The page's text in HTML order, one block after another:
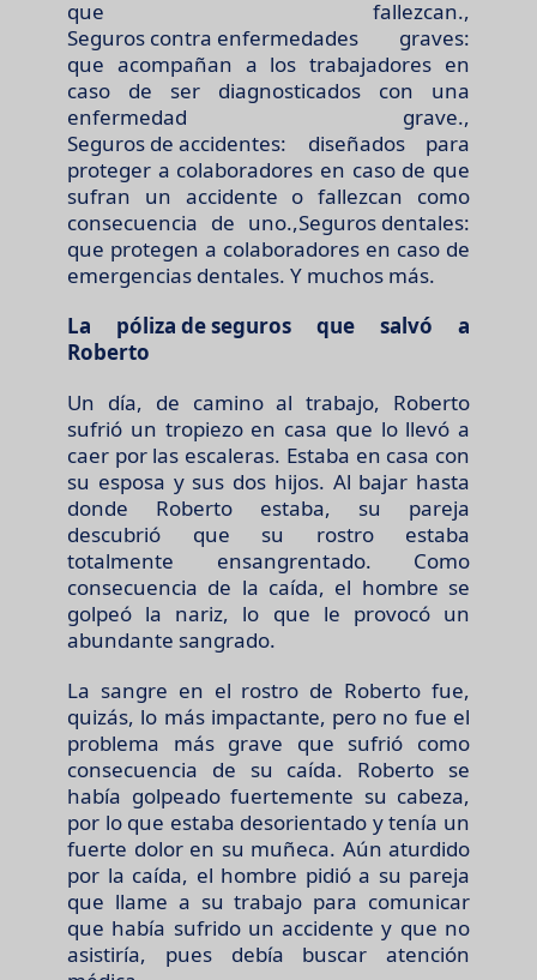
que fallezcan.,
Seguros contra enfermedades graves:
que acompañan a los trabajadores en
caso de ser diagnosticados con una
enfermedad grave.,
Seguros de accidentes: diseñados para
proteger a colaboradores en caso de que
sufran un accidente o fallezcan como
consecuencia de uno.,Seguros dentales:
que protegen a colaboradores en caso de
emergencias dentales. Y muchos más.
La póliza de seguros que salvó a
Roberto
Un día, de camino al trabajo, Roberto
sufrió un tropiezo en casa que lo llevó a
caer por las escaleras. Estaba en casa con
su esposa y sus dos hijos. Al bajar hasta
donde Roberto estaba, su pareja
descubrió que su rostro estaba
totalmente ensangrentado. Como
consecuencia de la caída, el hombre se
golpeó la nariz, lo que le provocó un
abundante sangrado.
La sangre en el rostro de Roberto fue,
quizás, lo más impactante, pero no fue el
problema más grave que sufrió como
consecuencia de su caída. Roberto se
había golpeado fuertemente su cabeza,
por lo que estaba desorientado y tenía un
fuerte dolor en su muñeca. Aún aturdido
por la caída, el hombre pidió a su pareja
que llame a su trabajo para comunicar
que había sufrido un accidente y que no
asistiría, pues debía buscar atención